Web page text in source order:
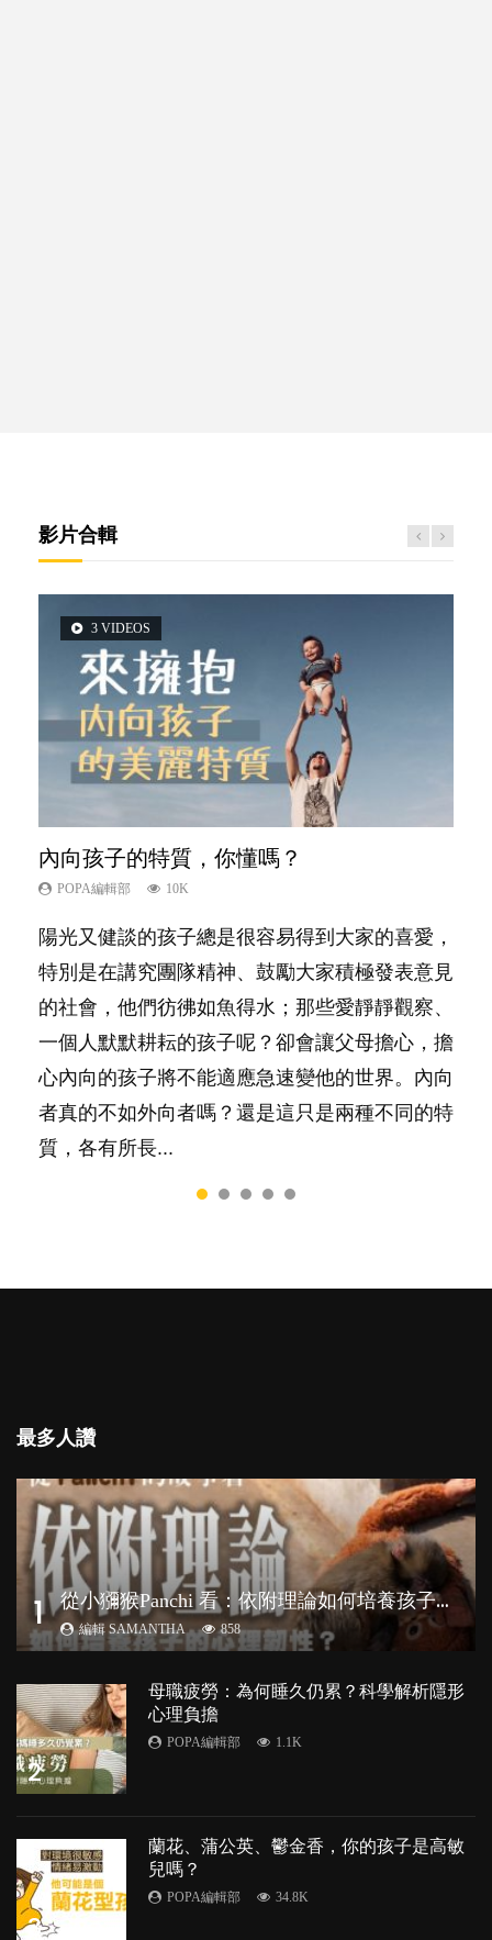
影片合輯
3 VIDEOS
內向孩子的特質，你懂嗎？
POPA編輯部 10K
陽光又健談的孩子總是很容易得到大家的喜愛，
特別是在講究團隊精神、鼓勵大家積極發表意見
的社會，他們彷彿如魚得水；那些愛靜靜觀察、
一個人默默耕耘的孩子呢？卻會讓父母擔心，擔
心內向的孩子將不能適應急速變他的世界。內向
者真的不如外向者嗎？還是這只是兩種不同的特
質，各有所長...
5 VIDEOS
夫妻必看！經營婚姻，沒捷徑
POPA編輯部 22.9K
你是不是也曾經以為只要跟相愛的人結婚，就自
然能走到白頭，但生了孩子卻發現事情不如你所
料？ 經營婚姻，不如我們想像的簡單，卻也不
是大家說得那麼難。一起來認識婚姻的真相！...
6 VIDEOS
愛孩子也別忘了愛自己，父母如何關顧自
己的身心靈？
照顧孩子衣食住行、陪同兒女應對功課測驗，還
要陪玩製造親子時間，尚要處理家中雜項要
務……當父母的，有千百個任務要做。可惜，有
一樣重要至極的，總被遺漏——關注自己的情緒
和心理健康。...
14 VIDEOS
新手父母不用怕
POPA編輯部 16.3K
相信許多人初為人父母，由懷孕開始到孩子呱呱
落地，心中都有數之不盡的問題～這裡一次過集
合我們以往製作過的相關短片。 這段路讓我們
跟你同行～...
2 VIDEOS
想孩子學好外語，點做好？
POPA編輯部 9.9K
有人話學多種語言越早開始越好，有人卻說一時
間太多語言，會令孩子感到混淆，到底誰是誰
非？聽聽專家怎樣說，解開語言學習的迷思～...
最多人讚
1 從
小獼猴Panchi 看：依附理論如何培養孩子心理韌性？
編輯 SAMANTHA 858
2
母職疲勞：為何睡久仍累？科學解析隱形
心理負擔
POPA編輯部 1.1K
3
蘭花、蒲公英、鬱金香，你的孩子是高敏
兒嗎？
POPA編輯部 34.8K